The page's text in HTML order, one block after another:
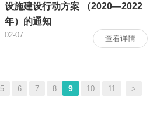
设施建设行动方案 （2020—2022
年）的通知
02-07 查看详情
5 6 7 8 9 10 11 >